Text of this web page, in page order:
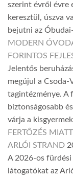
szerint évről évre
keresztül, úszva
bejutni az
MODERN
FORINTOS
Jelentős
megújul a Csoda-
tagintézménye. A
biztonságosabb
várja a
FERTŐZÉS
ARLÓI STRAND
A 2026-os fürdési
látogatókat az